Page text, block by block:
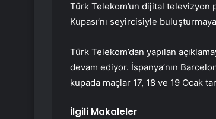
Türk Telekom’un dijital televizyon
Kupası’nı seyircisiyle
Türk Telekom’dan yapılan
devam ediyor. İspanya’nın
kupada maçlar 17, 18 ve 19 Ocak
İlgili Makaleler